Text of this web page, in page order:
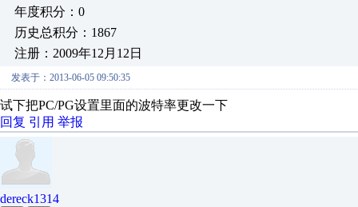
年度积分：0
历史总积分：1867
注册：2009年12月12日
发表于：2013-06-05 09:50:35
试下把PC/PG设置里面的波特率更改一下
回复 引用 举报
dereck1314